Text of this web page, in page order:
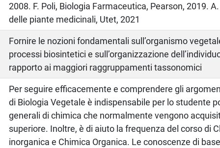
2008. F. Poli, Biologia Farmaceutica, Pearson, 2019.
delle piante medicinali, Utet, 2021
Fornire le nozioni fondamentali sull’organismo
processi biosintetici e sull’organizzazione
rapporto ai maggiori raggruppamenti tassonomici
Per seguire efficacemente e comprendere gli
di Biologia Vegetale è indispensabile per lo studente
generali di chimica che normalmente vengono
superiore. Inoltre, è di aiuto la frequenza del corso di
inorganica e Chimica Organica. Le conoscenze di